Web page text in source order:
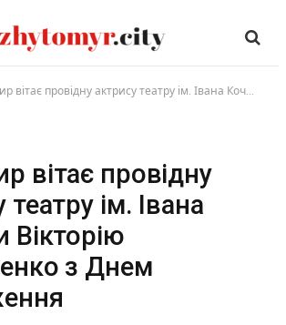
провідну актрису театру ім. Івана Кочерги Вікторію Литовченко з Днем народження
вітає провідну
театру ім. Івана
Вікторію
з Днем